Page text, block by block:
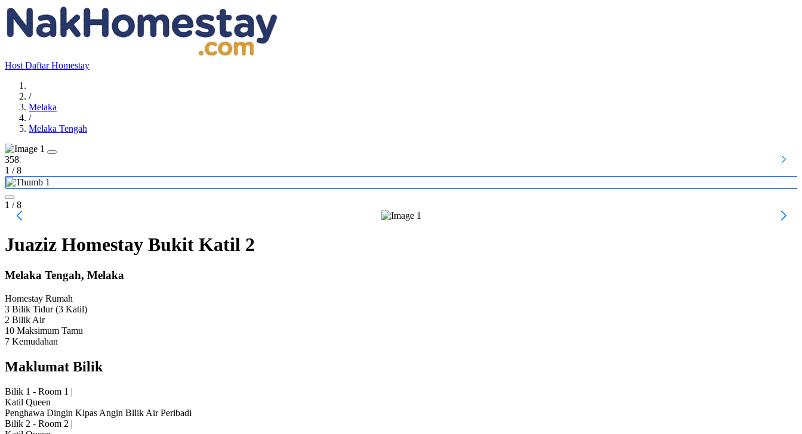
Host Daftar Homestay
/
Melaka
/
Melaka Tengah
358
1 /8
1 / 8
Juaziz Homestay Bukit Katil 2
Melaka Tengah, Melaka
Homestay Rumah
3 Bilik Tidur(3 Katil)
2 Bilik Air
10 Maksimum Tamu
7 Kemudahan
Maklumat Bilik
Bilik 1 - Room 1 |
Katil Queen
Penghawa Dingin Kipas Angin Bilik Air Peribadi
Bilik 2 - Room 2 |